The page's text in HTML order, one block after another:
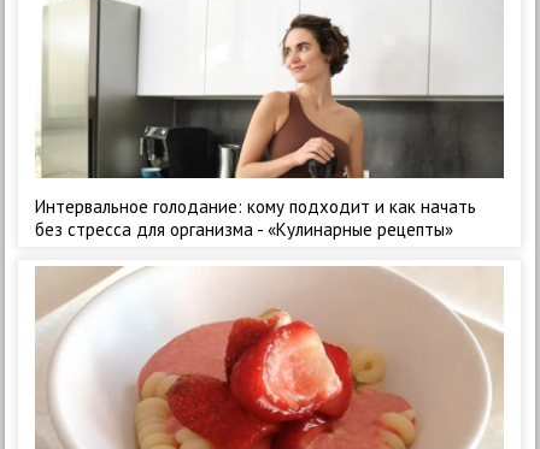
Интервальное голодание: кому подходит и как начать
без стресса для организма - «Кулинарные рецепты»